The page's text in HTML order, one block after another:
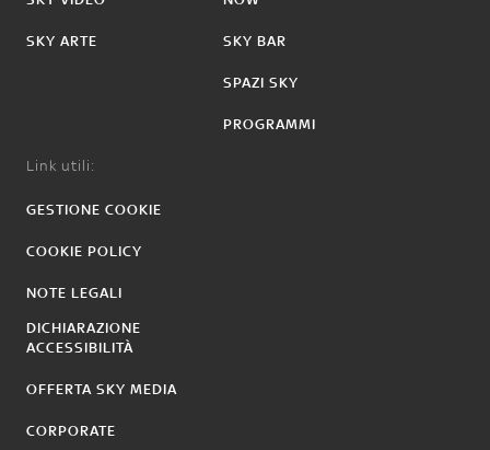
SKY ARTE SKY BAR
SPAZI SKY
PROGRAMMI
Link utili:
GESTIONE COOKIE
COOKIE POLICY
NOTE LEGALI
DICHIARAZIONE
ACCESSIBILITÀ
OFFERTA SKY MEDIA
CORPORATE